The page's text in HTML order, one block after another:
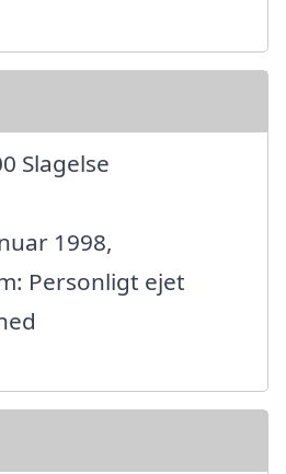
Slagelse
1998,
Personligt ejet